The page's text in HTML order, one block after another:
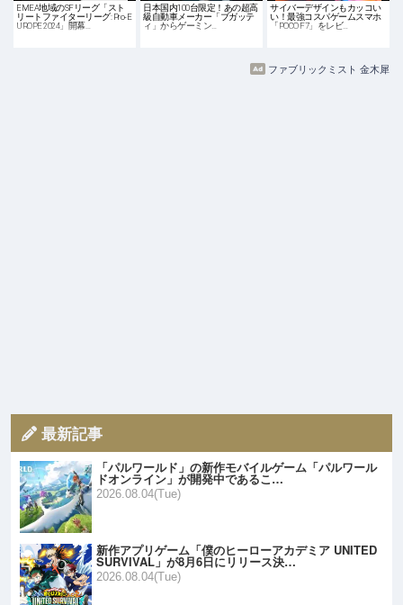
EMEA地域のSFリーグ「スト
リートファイターリーグ: Pro-E
UROPE 2024」開幕…
日本国内100台限定！あの超高
級自動車メーカー「ブガッテ
ィ」からゲーミン…
サイバーデザインもカッコい
い！最強コスパゲームスマホ
「POCO F7」をレビ…
ファブリックミスト 金木犀
最新記事
「パルワールド」の新作モバイルゲーム「パルワール
ドオンライン」が開発中であるこ…
2026.08.04(Tue)
新作アプリゲーム「僕のヒーローアカデミア UNITED
SURVIVAL」が8月6日にリリース決…
2026.08.04(Tue)